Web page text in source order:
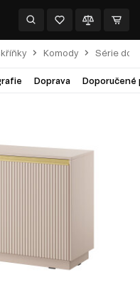
Komody Série do
Doprava Doporučené